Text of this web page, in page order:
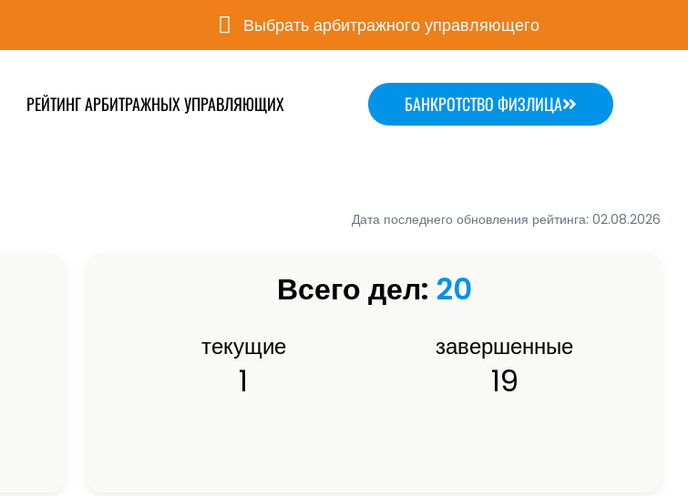
Выбрать арбитражного управляющего
РЕЙТИНГ АРБИТРАЖНЫХ УПРАВЛЯЮЩИХ БАНКРОТСТВО ФИЗЛИЦА
Дата последнего обновления рейтинга: 02.08.2026
Всего дел: 20
текущие
1
завершенные
19